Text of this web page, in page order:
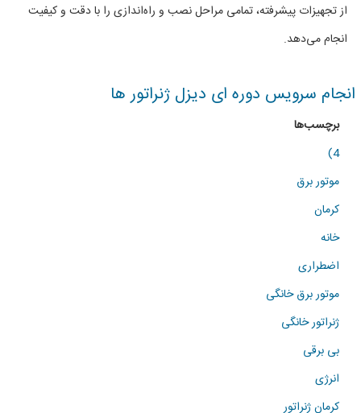
ها
از تجهیزات پیشرفته، تمامی مراحل نصب و راه‌اندازی را با دقت و کیفیت
انجام می‌دهد.
انجام سرویس دوره ای دیزل ژنراتور ها
برچسب‌ها
4)
موتور برق
کرمان
خانه
اضطراری
موتور برق خانگی
ژنراتور خانگی
بی برقی
انرژی
کرمان ژنراتور